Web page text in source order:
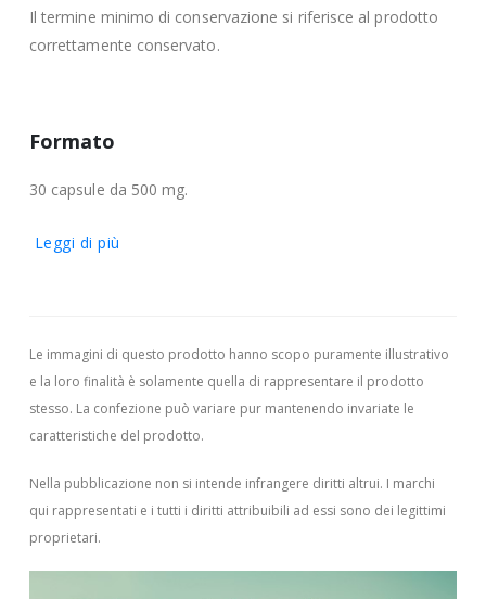
Il termine minimo di conservazione si riferisce al prodotto
correttamente conservato.
Formato
30 capsule da 500 mg.
Leggi di più
Le immagini di questo prodotto hanno scopo puramente illustrativo
e la loro finalità è solamente quella di rappresentare il prodotto
stesso. La confezione può variare pur mantenendo invariate le
caratteristiche del prodotto.
Nella pubblicazione non si intende infrangere diritti altrui. I marchi
qui rappresentati e i tutti i diritti attribuibili ad essi sono dei legittimi
proprietari.